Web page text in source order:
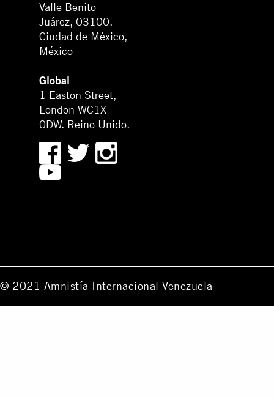
Valle Benito
Juárez, 03100.
Ciudad de México,
México
Global
1 Easton Street,
London WC1X
0DW. Reino Unido.
© 2021 Amnistía Internacional Venezuela